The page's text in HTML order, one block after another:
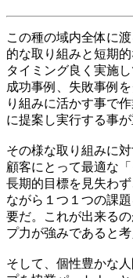
この種の域内全体に
的な取り組みと短期
タイミング良く実施
成功事例、失敗事例
り組みに活かす事で
に提案し実行する事が
その様な取り組みに
顧客にとって最適な
長期的目標を見失わ
ながら１つ１つの課
要だ。これが出来る
プ力が強みであると考
そして、個性豊かな